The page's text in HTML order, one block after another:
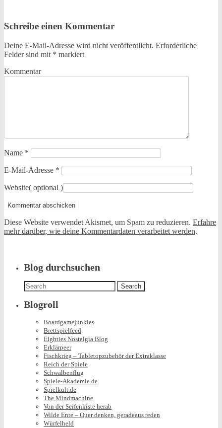
Schreibe einen Kommentar
Deine E-Mail-Adresse wird nicht veröffentlicht. Erforderliche
Felder sind mit * markiert
Kommentar
Name *
E-Mail-Adresse *
Website( optional )
Diese Website verwendet Akismet, um Spam zu reduzieren. Erfahre
mehr darüber, wie deine Kommentardaten verarbeitet werden.
Blog durchsuchen
Search
for:
Blogroll
Boardgamejunkies
Brettspielfeed
Eighties Nostalgia Blog
Erklärpeer
Fischkrieg – Tabletopzubehör der Extraklasse
Reich der Spiele
Schwalbenflug
Spiele-Akademie.de
Spielkult.de
The Mindmachine
Von der Seifenkiste herab
Wilde Ente – Quer denken, geradeaus reden
Würfelheld